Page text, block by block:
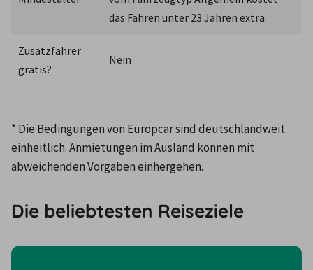
das Fahren unter 23 Jahren extra
Zusatzfahrer
gratis?
Nein
* Die Bedingungen von Europcar sind deutschlandweit
einheitlich. Anmietungen im Ausland können mit
abweichenden Vorgaben einhergehen.
Die beliebtesten Reiseziele